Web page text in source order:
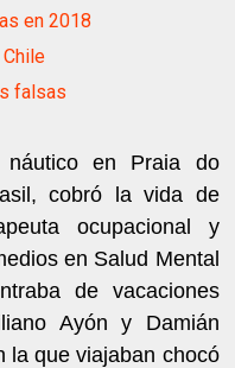
en 2018
falsas
náutico en Praia do
cobró la vida de
ocupacional y
en Salud Mental
de vacaciones
Ayón y Damián
la que viajaban chocó